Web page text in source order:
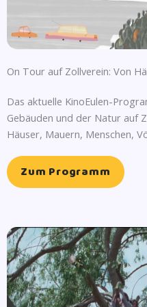
On Tour auf Zollverein: Von
Das aktuelle KinoEulen-
Gebäuden und der Natur auf
Häuser, Mauern, Menschen,
Zum Programm